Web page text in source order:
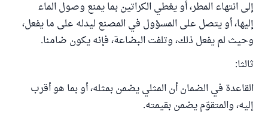
إلى انتهاء المطر، أو يغطي الكراتين بما يمنع وصول الماء
إليها، أو يتصل على المسؤول في المصنع ليدله على ما يفعل،
وحيث لم يفعل ذلك، وتلفت البضاعة، فإنه يكون ضامنا.
ثالثا:
القاعدة في الضمان أن المثلي يضمن بمثله، أو بما هو أقرب
إليه، والمتقوّم يضمن بقيمته.